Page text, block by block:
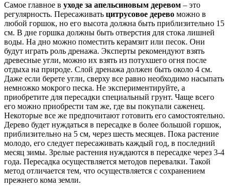
Самое главное в уходе за апельсиновым деревом – это
регулярность. Пересаживать цитрусовое дерево можно в
любой горшок, но его высота должна быть приблизительно 15
см. В дне горшка должны быть отверстия для стока лишней
воды. На дно можно поместить керамзит или песок. Они
будут играть роль дренажа. Эксперты рекомендуют взять
древесные угли, можно их взять из потухшего огня после
отдыха на природе. Слой дренажа должен быть около 4 см.
Даже если берете угли, сверху все равно необходимо насыпать
немножко мокрого песка. Не экспериментируйте, а
приобретите для пересадки специальный грунт. Чаще всего
его можно приобрести там же, где вы покупали саженец.
Некоторые все же предпочитают готовить его самостоятельно.
Дерево будет нуждаться в пересадке в более большой горшок,
приблизительно на 5 см, через шесть месяцев. Пока растение
молодо, его следует пересаживать каждый год, в последний
месяц зимы. Зрелые растения нуждаются в пересадке через 3-4
года. Пересадка осуществляется методов перевалки. Такой
метод отличается тем, что осуществляется с сохранением
прежнего кома земли.